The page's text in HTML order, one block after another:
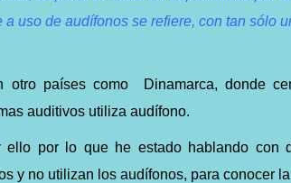
a uso de audífonos se refiere, con tan sólo
otro países como Dinamarca, donde
auditivos utiliza audífono.
ello por lo que he estado hablando con
y no utilizan los audífonos, para conocer